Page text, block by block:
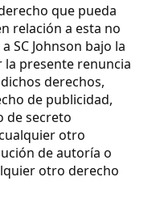
que pueda
relación a esta no
SC Johnson bajo la
la presente renuncia
derechos,
de publicidad,
de secreto
otro
de autoría o
otro derecho